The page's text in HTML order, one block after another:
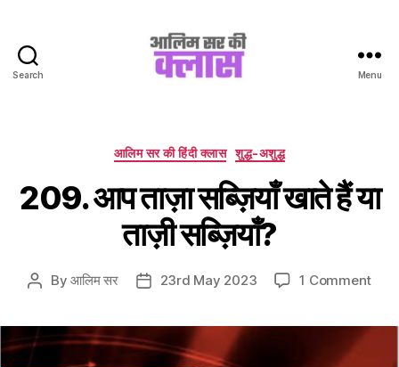
Search
Class
Menu
Categories
आलिम सर की हिंदी क्लास शुद्ध-अशुद्ध
209. आप ताज़ा सब्ज़ियाँ खाते हैं या
ताज़ी सब्ज़ियाँ?
PostByआलिम सर
Post23rd May 2023 1 Commenton